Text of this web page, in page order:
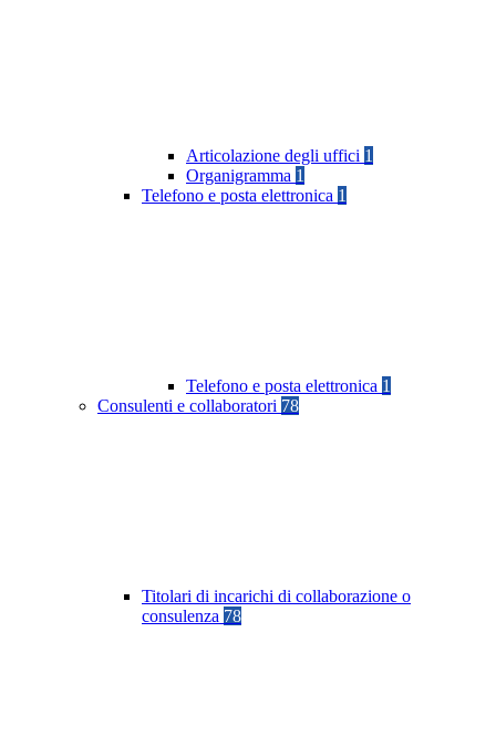
Articolazione degli uffici 1
Organigramma 1
Telefono e posta elettronica 1
Telefono e posta elettronica 1
Consulenti e collaboratori 78
Titolari di incarichi di collaborazione o
consulenza 78